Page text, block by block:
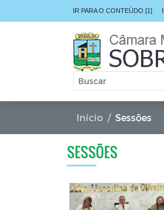
IR PARA O CONTEÚDO [1]
Início Sessões
SESSÕES